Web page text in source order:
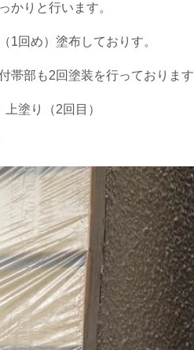
かりと行います。
1回め）塗布しておりす。
帯部も2回塗装を行っております
塗り（2回目）